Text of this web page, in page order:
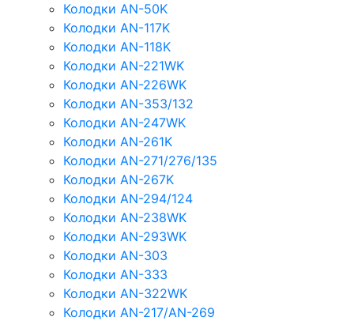
Колодки AN-50K
Колодки AN-117K
Колодки AN-118K
Колодки AN-221WK
Колодки AN-226WK
Колодки AN-353/132
Колодки AN-247WK
Колодки AN-261K
Колодки AN-271/276/135
Колодки AN-267K
Колодки AN-294/124
Колодки AN-238WK
Колодки AN-293WK
Колодки AN-303
Колодки AN-333
Колодки AN-322WK
Колодки AN-217/AN-269